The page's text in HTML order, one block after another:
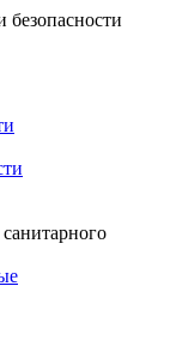
безопасности